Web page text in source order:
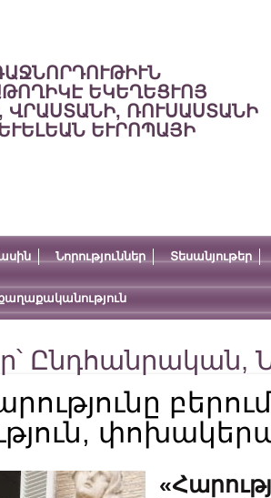
ԵԿԵՂԵՑՒՈՅ
ՎՐԱՍՏԱՆԻ, ՌՈՒՍԱՍՏԱՆԻ
ԵՒՐՈՊԱՅԻ
Նորություններ Տեսանյութեր
Ընդհանրական,